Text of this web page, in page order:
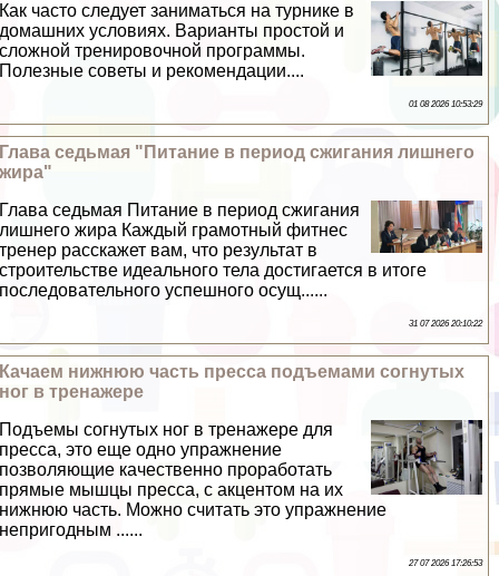
Как часто следует заниматься на турнике в
домашних условиях. Варианты простой и
сложной тренировочной программы.
Полезные советы и рекомендации....
01 08 2026 10:53:29
Глава седьмая "Питание в период сжигания лишнего
жира"
Глава седьмая Питание в период сжигания
лишнего жира Каждый грамотный фитнес
тренер расскажет вам, что результат в
строительстве идеального тела достигается в итоге
последовательного успешного осущ......
31 07 2026 20:10:22
Качаем нижнюю часть пресса подъемами согнутых
ног в тренажере
Подъемы согнутых ног в тренажере для
пресса, это еще одно упражнение
позволяющие качественно проработать
прямые мышцы пресса, с акцентом на их
нижнюю часть. Можно считать это упражнение
непригодным ......
27 07 2026 17:26:53